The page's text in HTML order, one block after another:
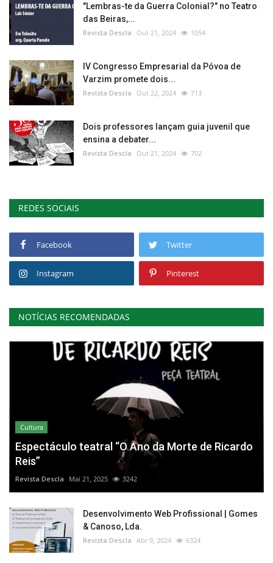
"Lembras-te da Guerra Colonial?" no Teatro
das Beiras,...
Revista Descla Out 21, 2024 1054
IV Congresso Empresarial da Póvoa de
Varzim promete dois...
Revista Descla Out 22, 2024 713
Dois professores lançam guia juvenil que
ensina a debater...
Revista Descla Out 21, 2024 702
REDES SOCIAIS
Facebook Twitter
Instagram Pinterest
NOTÍCIAS RECOMENDADAS
Cultura
Espectáculo teatral “O Ano da Morte de Ricardo
Reis”
Revista Descla Mai 21, 2025 3242
Desenvolvimento Web Profissional | Gomes
& Canoso, Lda.
Revista Descla Abr 9, 2024 6324